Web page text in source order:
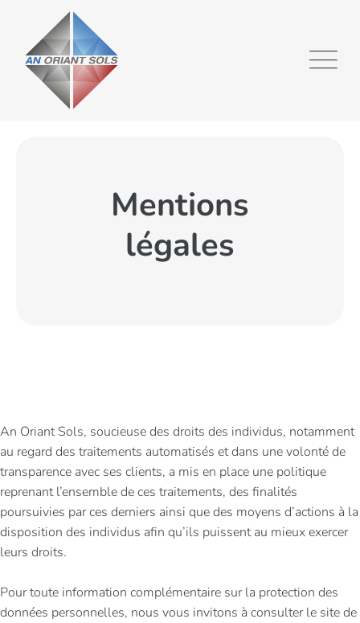
Mentions
légales
An Oriant Sols, soucieuse des droits des individus, notamment
au regard des traitements automatisés et dans une volonté de
transparence avec ses clients, a mis en place une politique
reprenant l’ensemble de ces traitements, des finalités
poursuivies par ces derniers ainsi que des moyens d’actions à la
disposition des individus afin qu’ils puissent au mieux exercer
leurs droits.
Pour toute information complémentaire sur la protection des
données personnelles, nous vous invitons à consulter le site de